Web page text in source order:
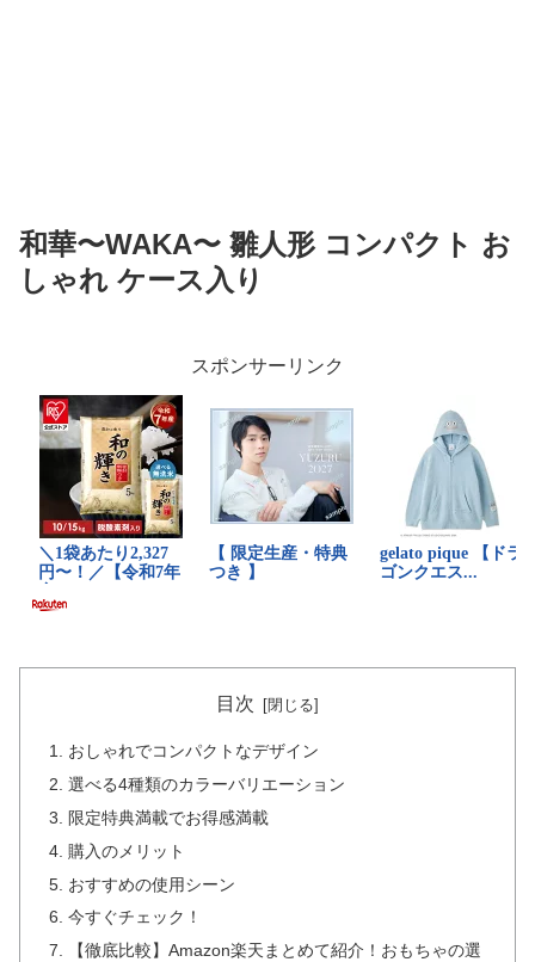
和華〜WAKA〜 雛人形 コンパクト お
しゃれ ケース入り
スポンサーリンク
目次
おしゃれでコンパクトなデザイン
選べる4種類のカラーバリエーション
限定特典満載でお得感満載
購入のメリット
おすすめの使用シーン
今すぐチェック！
【徹底比較】Amazon楽天まとめて紹介！おもちゃの選